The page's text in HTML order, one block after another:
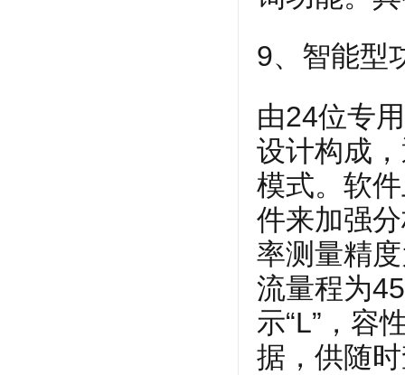
9、智能型
由24位专
设计构成
模式。软
件来加强
率测量精
流量程为
示“L”，容
据，供随